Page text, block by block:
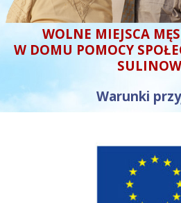
WOLNE MIEJSCA
W DOMU POMOCY
Warunki